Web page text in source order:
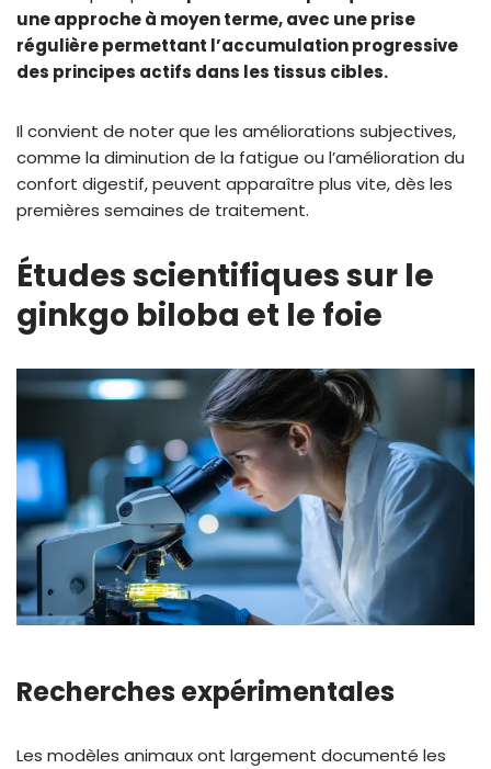
une approche à moyen terme, avec une prise
régulière permettant l’accumulation progressive
des principes actifs dans les tissus cibles.
Il convient de noter que les améliorations subjectives,
comme la diminution de la fatigue ou l’amélioration du
confort digestif, peuvent apparaître plus vite, dès les
premières semaines de traitement.
Études scientifiques sur le
ginkgo biloba et le foie
Recherches expérimentales
Les modèles animaux ont largement documenté les